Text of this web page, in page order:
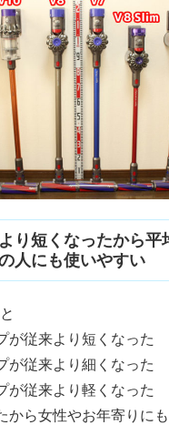
り短くなったから平
人にも使いやすい
が従来より短くなった
が従来より細くなった
が従来より軽くなった
から女性やお年寄りに